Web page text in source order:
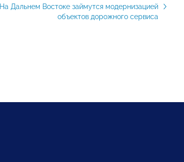
На Дальнем Востоке займутся модернизацией
объектов дорожного сервиса